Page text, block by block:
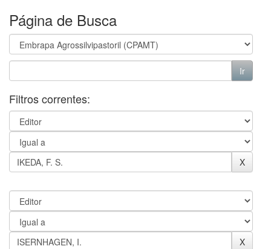
Página de Busca
Filtros correntes: